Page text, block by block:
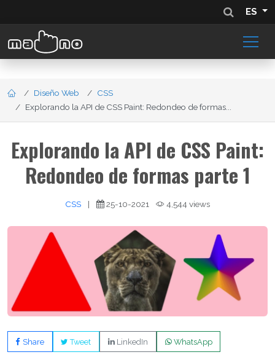
ES
Diseño Web
CSS
Explorando la API de CSS Paint: Redondeo de formas...
Explorando la API de CSS Paint:
Redondeo de formas parte 1
CSS | 25-10-2021 4,544 views
Share Tweet LinkedIn WhatsApp